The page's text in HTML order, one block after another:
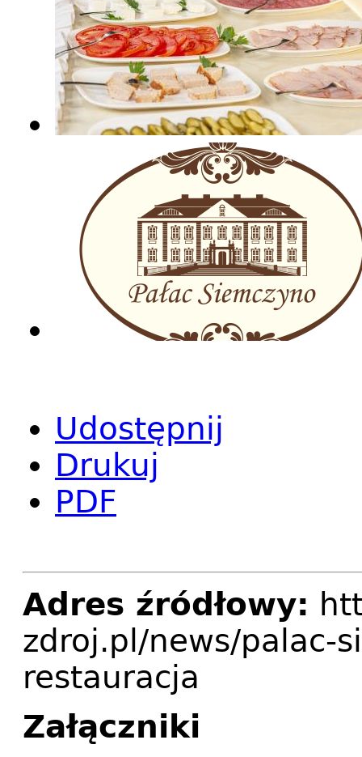
Udostępnij
Drukuj
PDF
Adres źródłowy:
zdroj.pl/news/palac-
restauracja
Załączniki